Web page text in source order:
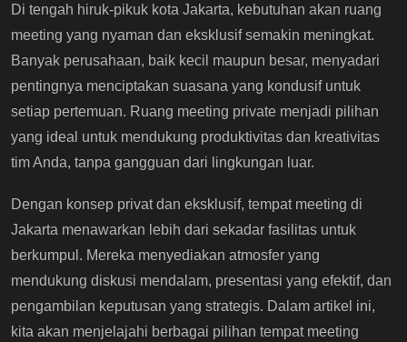
Di tengah hiruk-pikuk kota Jakarta, kebutuhan akan ruang
meeting yang nyaman dan eksklusif semakin meningkat.
Banyak perusahaan, baik kecil maupun besar, menyadari
pentingnya menciptakan suasana yang kondusif untuk
setiap pertemuan. Ruang meeting private menjadi pilihan
yang ideal untuk mendukung produktivitas dan kreativitas
tim Anda, tanpa gangguan dari lingkungan luar.
Dengan konsep privat dan eksklusif, tempat meeting di
Jakarta menawarkan lebih dari sekadar fasilitas untuk
berkumpul. Mereka menyediakan atmosfer yang
mendukung diskusi mendalam, presentasi yang efektif, dan
pengambilan keputusan yang strategis. Dalam artikel ini,
kita akan menjelajahi berbagai pilihan tempat meeting